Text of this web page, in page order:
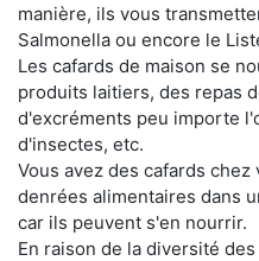
manière, ils vous
Salmonella ou encore le
Les cafards de maison se
produits laitiers, des repas
d'excréments peu importe
d'insectes, etc.
Vous avez des cafards
denrées alimentaires dans
car ils peuvent s'en nourrir.
En raison de la diversité